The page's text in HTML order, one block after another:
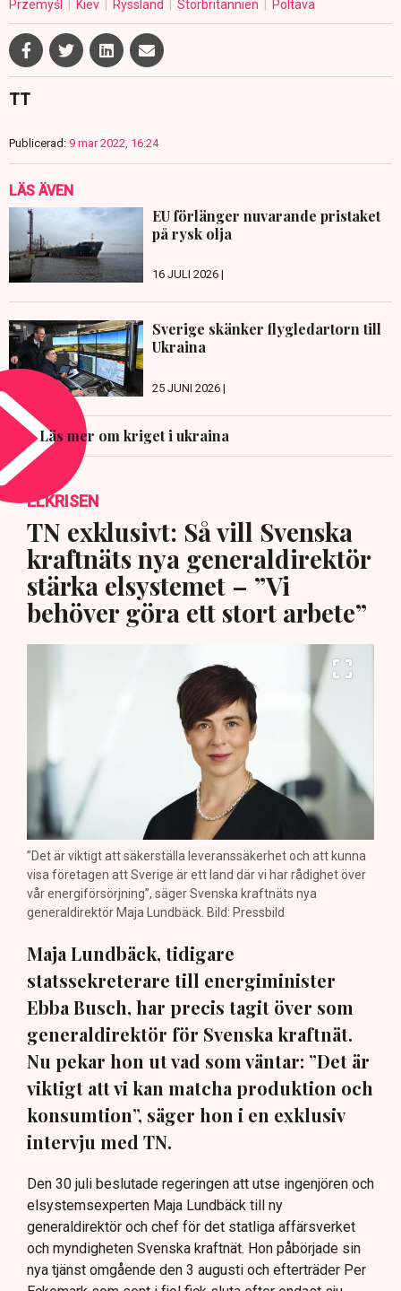
Przemyśl Kiev Ryssland Storbritannien Poltava
TT
Publicerad: 9 mar 2022, 16:24
LÄS ÄVEN
EU förlänger nuvarande pristaket
på rysk olja
16 JULI 2026 |
Sverige skänker flygledartorn till
Ukraina
25 JUNI 2026 |
Läs mer om kriget i ukraina
ELKRISEN
TN exklusivt: Så vill Svenska
kraftnäts nya generaldirektör
stärka elsystemet – ”Vi
behöver göra ett stort arbete”
”Det är viktigt att säkerställa leveranssäkerhet och att kunna
visa företagen att Sverige är ett land där vi har rådighet över
vår energiförsörjning”, säger Svenska kraftnäts nya
generaldirektör Maja Lundbäck. Bild: Pressbild
Maja Lundbäck, tidigare
statssekreterare till energiminister
Ebba Busch, har precis tagit över som
generaldirektör för Svenska kraftnät.
Nu pekar hon ut vad som väntar: ”Det är
viktigt att vi kan matcha produktion och
konsumtion”, säger hon i en exklusiv
intervju med TN.
Den 30 juli beslutade regeringen att utse ingenjören och
elsystemsexperten Maja Lundbäck till ny
generaldirektör och chef för det statliga affärsverket
och myndigheten Svenska kraftnät. Hon påbörjade sin
nya tjänst omgående den 3 augusti och efterträder Per